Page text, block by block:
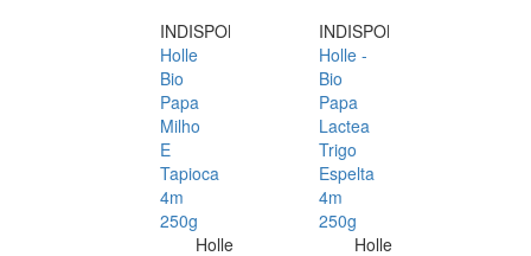
INDISPONÍVEL
Holle
Bio
Papa
Milho
E
Tapioca
4m
250g
Holle
INDISPONÍVEL
Holle -
Bio
Papa
Lactea
Trigo
Espelta
4m
250g
Holle